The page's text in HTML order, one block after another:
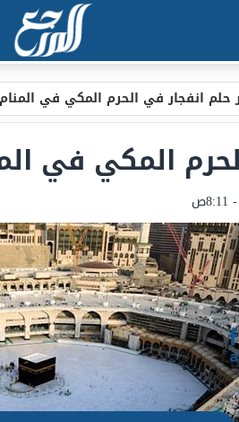
انفجار في الحرم المكي في المنام
المكي في